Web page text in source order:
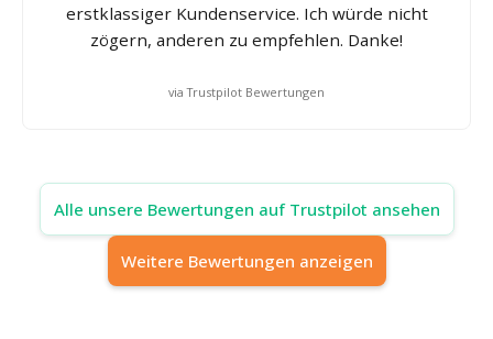
erstklassiger Kundenservice. Ich würde nicht
zögern, anderen zu empfehlen. Danke!
via Trustpilot Bewertungen
Alle unsere Bewertungen auf Trustpilot ansehen
Weitere Bewertungen anzeigen